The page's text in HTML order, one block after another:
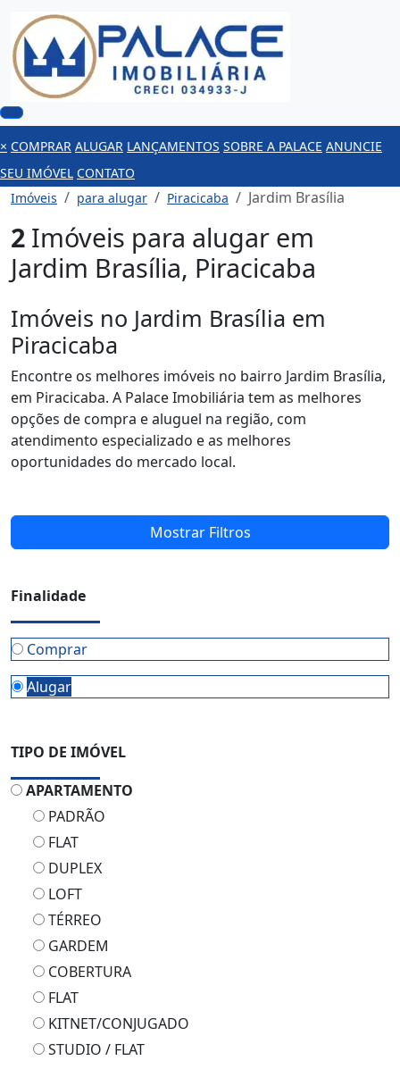
× COMPRAR ALUGAR LANÇAMENTOS SOBRE A PALACE ANUNCIE
SEU IMÓVEL CONTATO
Imóveis
para alugar Piracicaba Jardim Brasília
2 Imóveis para alugar em
Jardim Brasília, Piracicaba
Imóveis no Jardim Brasília em
Piracicaba
Encontre os melhores imóveis no bairro Jardim Brasília,
em Piracicaba. A Palace Imobiliária tem as melhores
opções de compra e aluguel na região, com
atendimento especializado e as melhores
oportunidades do mercado local.
Mostrar Filtros
Finalidade
Comprar
Alugar
TIPO DE IMÓVEL
APARTAMENTO
PADRÃO
FLAT
DUPLEX
LOFT
TÉRREO
GARDEM
COBERTURA
FLAT
KITNET/CONJUGADO
STUDIO / FLAT